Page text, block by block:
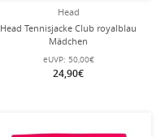
Head
Head Tennisjacke Club royalblau
Mädchen
eUVP: 50,00€
24,90€